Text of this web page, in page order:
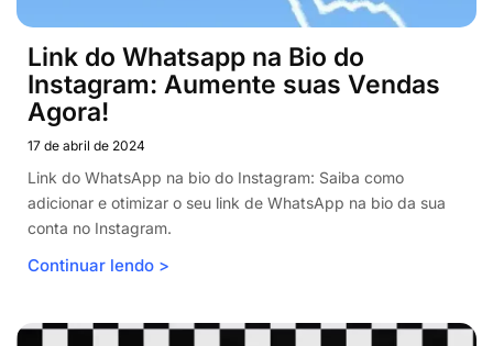
Link do Whatsapp na Bio do
Instagram: Aumente suas Vendas
Agora!
17 de abril de 2024
Link do WhatsApp na bio do Instagram: Saiba como
adicionar e otimizar o seu link de WhatsApp na bio da sua
conta no Instagram.
Continuar lendo >